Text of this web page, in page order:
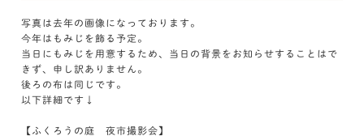
写真は去年の画像になっております。
今年はもみじを飾る予定。
当日にもみじを用意するため、当日の背景をお知らせすることはで
きず、申し訳ありません。
後ろの布は同じです。
以下詳細です↓
【ふくろうの庭 夜市撮影会】